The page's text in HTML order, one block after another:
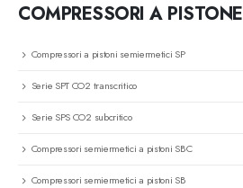
COMPRESSORI A PISTONE
Compressori a pistoni semiermetici SP
Serie SPT CO2 transcritico
Serie SPS CO2 subcritico
Compressori semiermetici a pistoni SBC
Compressori semiermetici a pistoni SB